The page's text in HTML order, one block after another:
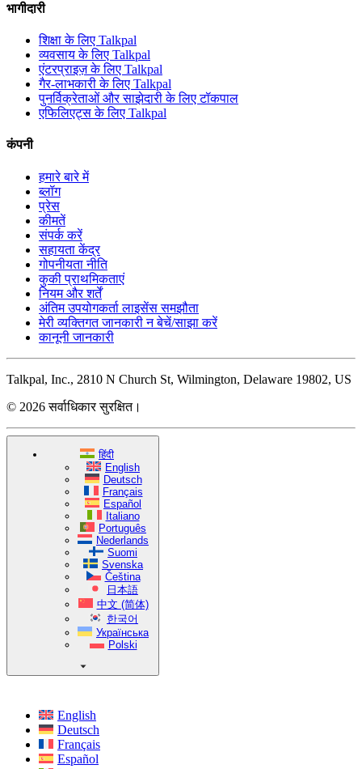
भागीदारी
शिक्षा के लिए Talkpal
व्यवसाय के लिए Talkpal
एंटरप्राइज़ के लिए Talkpal
गैर-लाभकारी के लिए Talkpal
पुनर्विक्रेताओं और साझेदारी के लिए टॉकपाल
एफिलिएट्स के लिए Talkpal
कंपनी
हमारे बारे में
ब्लॉग
प्रेस
कीमतें
संपर्क करें
सहायता केंद्र
गोपनीयता नीति
कुकी प्राथमिकताएं
नियम और शर्तें
अंतिम उपयोगकर्ता लाइसेंस समझौता
मेरी व्यक्तिगत जानकारी न बेचें/साझा करें
कानूनी जानकारी
Talkpal, Inc., 2810 N Church St, Wilmington, Delaware 19802, US
© 2026 सर्वाधिकार सुरक्षित।
हिंदी
English
Deutsch
Français
Español
Italiano
Português
Nederlands
Suomi
Svenska
Čeština
日本語
中文 (简体)
한국어
Українська
Polski
English
Deutsch
Français
Español